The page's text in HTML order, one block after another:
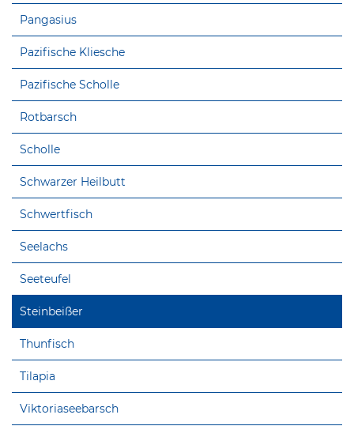
Pangasius
Pazifische Kliesche
Pazifische Scholle
Rotbarsch
Scholle
Schwarzer Heilbutt
Schwertfisch
Seelachs
Seeteufel
Steinbeißer
Thunfisch
Tilapia
Viktoriaseebarsch